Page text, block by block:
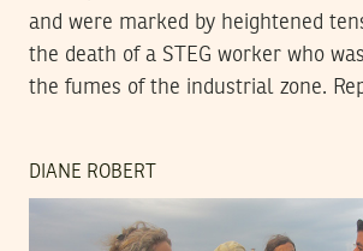
and were marked by heightened
the death of a STEG worker who
the fumes of the industrial zone.
DIANE ROBERT